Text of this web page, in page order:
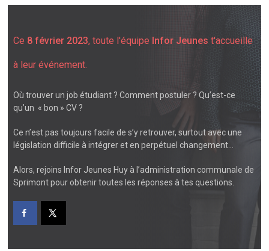
Ce 8 février 2023, toute l'équipe Infor Jeunes t'accueille
à leur événement.
Où trouver un job étudiant ? Comment postuler ? Qu’est-ce
qu’un « bon » CV ?
Ce n’est pas toujours facile de s’y retrouver, surtout avec une
législation difficile à intégrer et en perpétuel changement…
Alors, rejoins Infor Jeunes Huy à l’administration communale de
Sprimont pour obtenir toutes les réponses à tes questions.